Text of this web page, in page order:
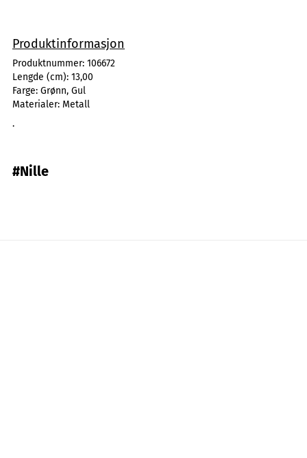
Produktinformasjon
Produktnummer: 106672
Lengde (cm): 13,00
Farge: Grønn, Gul
Materialer: Metall
.
#Nille